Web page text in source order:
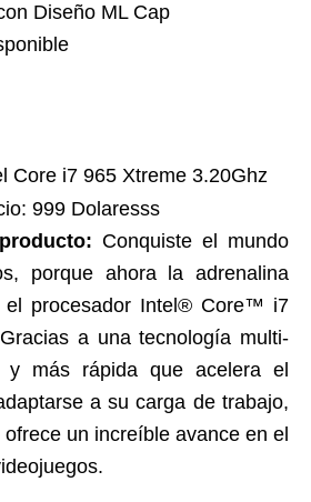
Diseño ML Cap
Core i7 965 Xtreme 3.20Ghz
999 Dolaresss
Conquiste el mundo
porque ahora la adrenalina
procesador Intel® Core™ i7
a una tecnología multi-
y más rápida que acelera el
a su carga de trabajo,
un increíble avance en el